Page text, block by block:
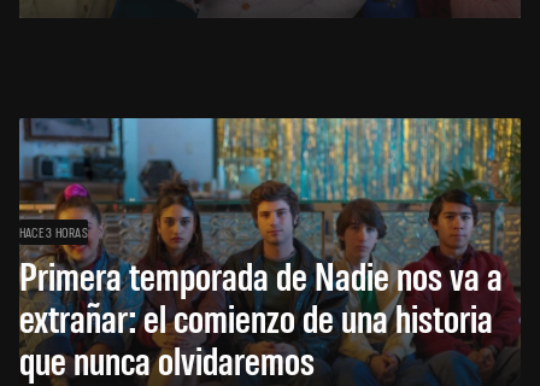
HACE 3 HORAS
Primera temporada de Nadie nos va a
extrañar: el comienzo de una historia
que nunca olvidaremos